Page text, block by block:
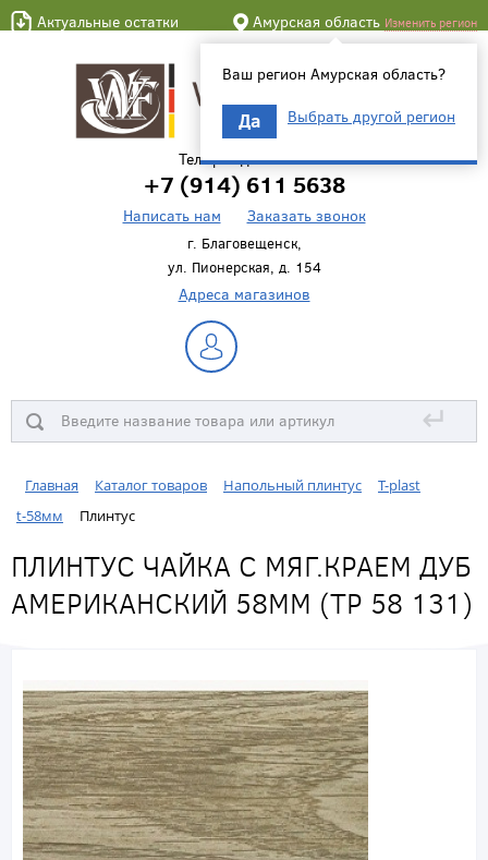
Актуальные остатки Амурская область Изменить регион
Ваш регион Амурская область?
Да Выбрать другой регион
Телефон для связи
+7 (914) 611 5638
Написать нам Заказать звонок
г. Благовещенск,
ул. Пионерская, д. 154
Адреса магазинов
↵
Главная Каталог товаров Напольный плинтус
T-plast
t-58мм
Плинтус
ПЛИНТУС ЧАЙКА С МЯГ.КРАЕМ ДУБ
АМЕРИКАНСКИЙ 58ММ (ТР 58 131)